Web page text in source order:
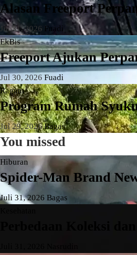
Alasan Freeport
Jul 31, 2026 Fuadi
EkBis
Freeport Ajukan
Jul 30, 2026 Fuadi
Ragam
Program Rumah
Jul 29, 2026Bagas
You missed
Hiburan
Spider-Man Brand
Juli 31, 2026 Bagas
Perbedaan Koleksi